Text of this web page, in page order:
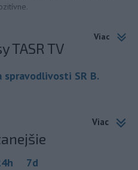
Viac
TASR TV
spravodlivosti SR B.
Viac
7d